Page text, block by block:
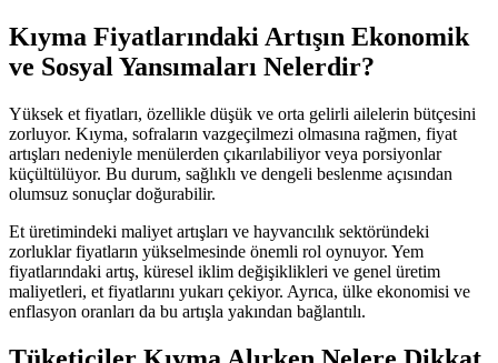
Kıyma Fiyatlarındaki Artışın Ekonomik
ve Sosyal Yansımaları Nelerdir?
Yüksek et fiyatları, özellikle düşük ve orta gelirli ailelerin bütçesini
zorluyor. Kıyma, sofraların vazgeçilmezi olmasına rağmen, fiyat
artışları nedeniyle menülerden çıkarılabiliyor veya porsiyonlar
küçültülüyor. Bu durum, sağlıklı ve dengeli beslenme açısından
olumsuz sonuçlar doğurabilir.
Et üretimindeki maliyet artışları ve hayvancılık sektöründeki
zorluklar fiyatların yükselmesinde önemli rol oynuyor. Yem
fiyatlarındaki artış, küresel iklim değişiklikleri ve genel üretim
maliyetleri, et fiyatlarını yukarı çekiyor. Ayrıca, ülke ekonomisi ve
enflasyon oranları da bu artışla yakından bağlantılı.